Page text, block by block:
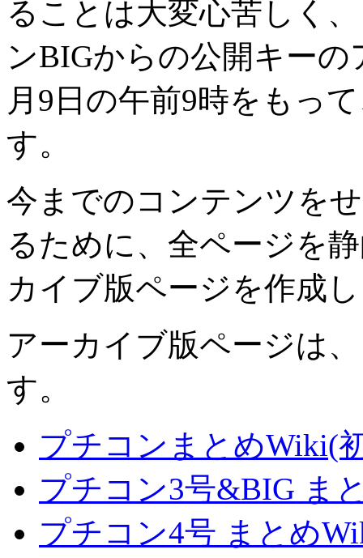
ることは大変心苦しく
ンBIGからの公開キー
月9日の午前9時をもっ
す。
今までのコンテンツを
るために、全ページを
カイブ版ページを作成
アーカイブ版ページは
す。
プチコンまとめWiki(
プチコン3号&BIG ま
プチコン4号 まとめ